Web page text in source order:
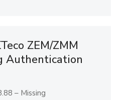
ZEM/ZMM
Authentication
– Missing